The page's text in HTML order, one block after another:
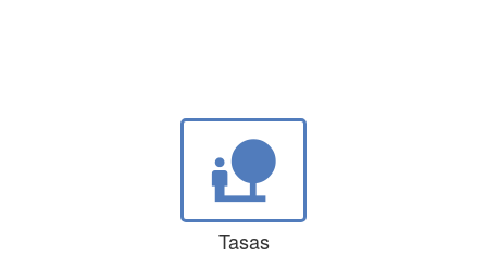
nature_people
Tasas